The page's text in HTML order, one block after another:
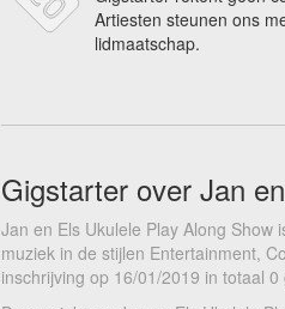
Artiesten steunen ons
lidmaatschap.
Gigstarter over Jan
Jan en Els Ukulele Play Along Show
muziek in de stijlen Entertainment,
inschrijving op 16/01/2019 in totaal